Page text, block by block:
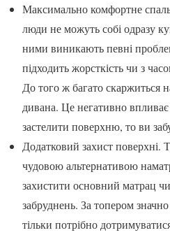
Максимально комфортне
люди не можуть собі одразу
ними виникають певні
підходить жорсткість чи з
До того ж багато скаржиться
дивана. Це негативно
застелити поверхню, то ви
Додатковий захист поверхні.
чудовою альтернативою
захистити основний матрац
забруднень. За топером
тільки потрібно